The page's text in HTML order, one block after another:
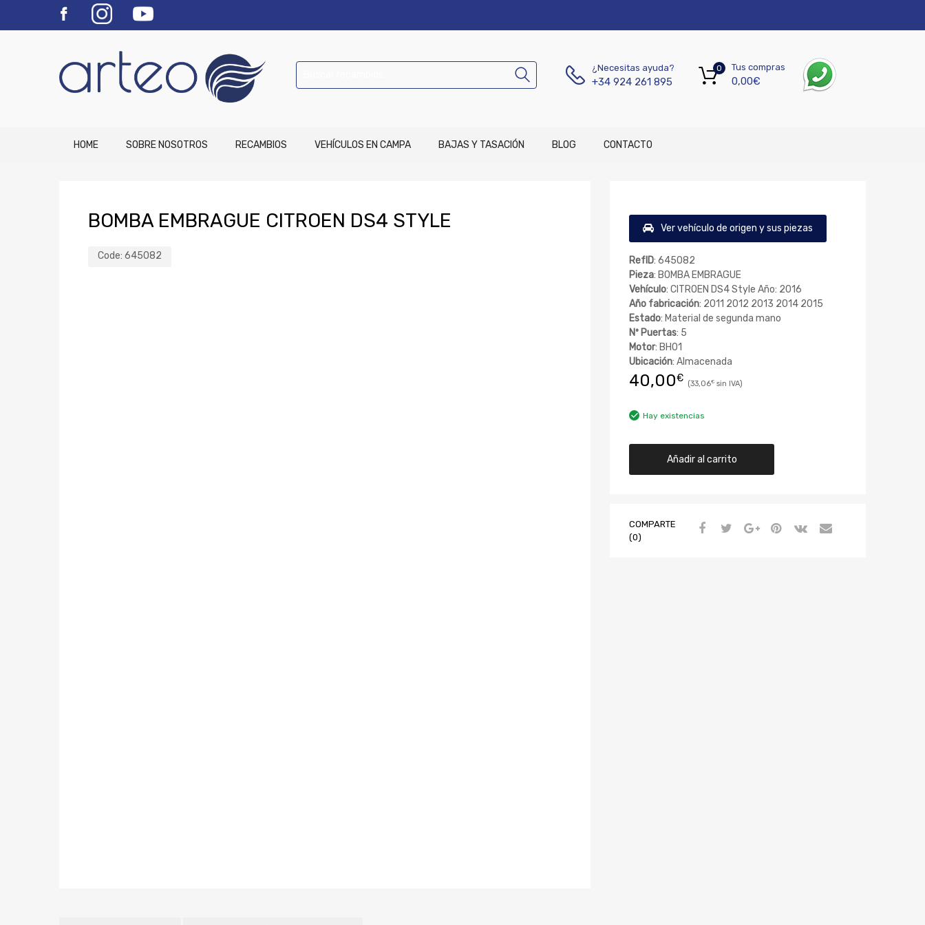
¿Necesitas ayuda?
+34 924 261 895
Tus compras
0,00€
0
HOME SOBRE NOSOTROS RECAMBIOS VEHÍCULOS EN CAMPA BAJAS Y TASACIÓN BLOG CONTACTO
BOMBA EMBRAGUE CITROEN DS4 STYLE
Code: 645082
Ver vehículo de origen y sus piezas
RefID: 645082
Pieza: BOMBA EMBRAGUE
Vehículo: CITROEN DS4 Style Año: 2016
Año fabricación: 2011 2012 2013 2014 2015
Estado: Material de segunda mano
Nº Puertas: 5
Motor: BH01
Ubicación: Almacenada
40,00€ 33,06€
Hay existencias
Añadir al carrito
COMPARTE
(0)